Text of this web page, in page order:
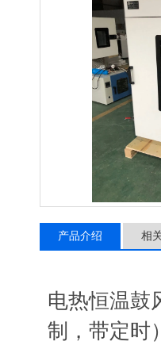
产品介绍 相
电热恒温鼓
制，带定时